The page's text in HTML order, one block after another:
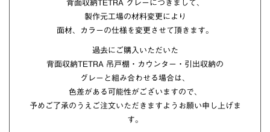
背面収納TETRA グレーにつきまして、
製作元工場の材料変更により
面材、カラーの仕様を変更させて頂きます。
過去にご購入いただいた
背面収納TETRA 吊戸棚・カウンター・引出収納の
グレーと組み合わせる場合は、
色差がある可能性がございますので、
予めご了承のうえご注文いただきますようお願い申し上げま
す。